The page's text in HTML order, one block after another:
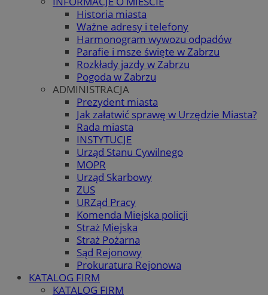
Historia miasta
Ważne adresy i telefony
Harmonogram wywozu odpadów
Parafie i msze święte w Zabrzu
Rozkłady jazdy w Zabrzu
Pogoda w Zabrzu
ADMINISTRACJA
Prezydent miasta
Jak załatwić sprawę w Urzędzie Miasta?
Rada miasta
INSTYTUCJE
Urząd Stanu Cywilnego
MOPR
Urząd Skarbowy
ZUS
URZąd Pracy
Komenda Miejska policji
Straż Miejska
Straż Pożarna
Sąd Rejonowy
Prokuratura Rejonowa
KATALOG FIRM
KATALOG FIRM